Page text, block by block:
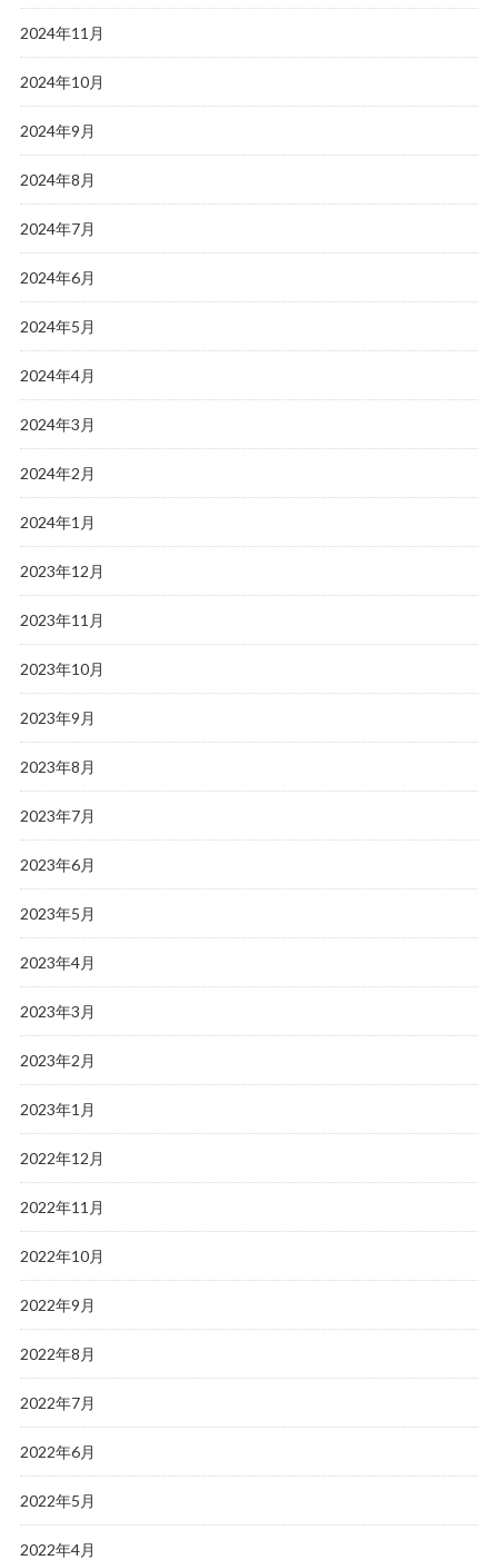
2024年11月
2024年10月
2024年9月
2024年8月
2024年7月
2024年6月
2024年5月
2024年4月
2024年3月
2024年2月
2024年1月
2023年12月
2023年11月
2023年10月
2023年9月
2023年8月
2023年7月
2023年6月
2023年5月
2023年4月
2023年3月
2023年2月
2023年1月
2022年12月
2022年11月
2022年10月
2022年9月
2022年8月
2022年7月
2022年6月
2022年5月
2022年4月